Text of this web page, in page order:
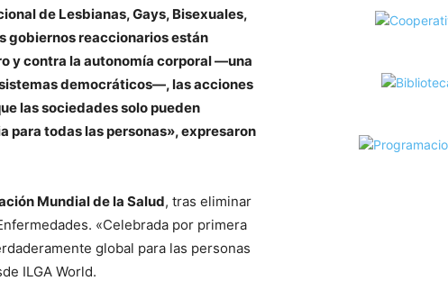
de Lesbianas, Gays, Bisexuales,
gobiernos reaccionarios están
y contra la autonomía corporal —una
democráticos—, las acciones
las sociedades solo pueden
para todas las personas», expresaron
Mundial de la Salud, tras eliminar
«Celebrada por primera
global para las personas
ILGA World.